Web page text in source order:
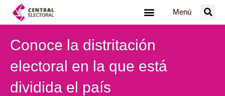
Menú
Conoce la distritación
electoral en la que está
dividida el país